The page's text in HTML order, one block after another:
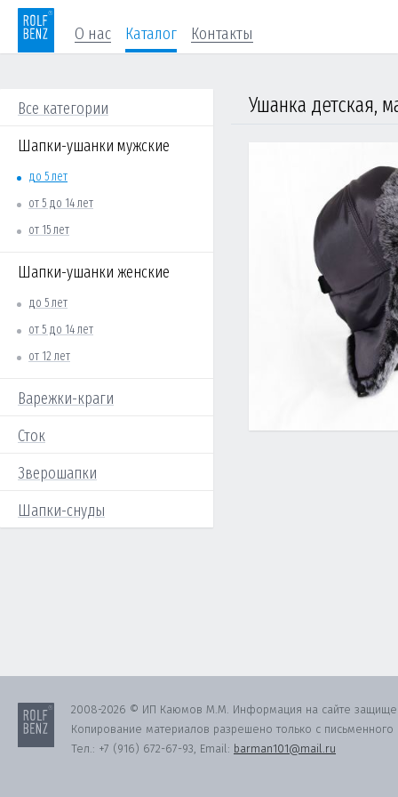
О нас Каталог Контакты
Все категории
Шапки-ушанки мужские
до 5 лет
от 5 до 14 лет
от 15 лет
Шапки-ушанки женские
до 5 лет
от 5 до 14 лет
от 12 лет
Варежки-краги
Сток
Зверошапки
Шапки-снуды
2008-2026 © ИП Каюмов М.М. Информация на сайте
Копирование материалов разрешено только с письменного
Тел.: +7 (916) 672-67-93, Email: barman101@mail.ru